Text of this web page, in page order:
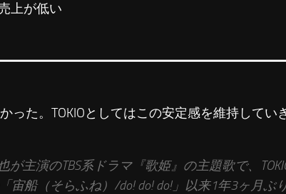
上が低い
った。TOKIOとしてはこの安定感を維持してい
主演のTBS系ドラマ『歌姫』の主題歌で、
宙船（そらふね）/do! do! do!」以来1年3ヶ月ぶり